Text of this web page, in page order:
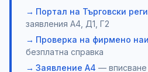
Портал на Търговски
заявления А4, Д1, Г2
Проверка на фирмено
безплатна справка
Заявление А4 —